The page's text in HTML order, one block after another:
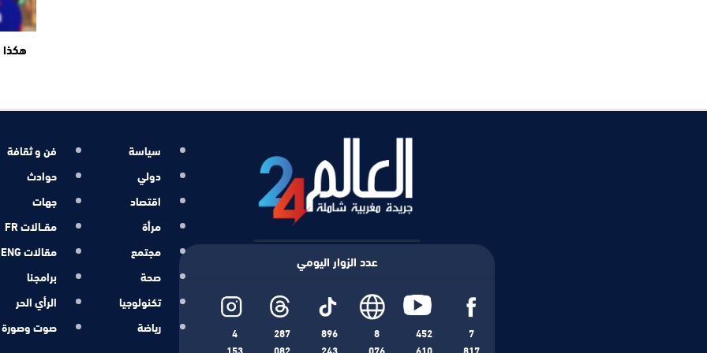
عدد الزوار اليومي
7
452
8
896
287
4
سياسة
دولي
اقتصاد
مرأة
مجتمع
صحة
تكنولوجيا
رياضة
فن و ثقافة
حوادث
جهات
مقــالات FR
مقالات ENG
برامجنا
الرأي الحر
صوت وصورة